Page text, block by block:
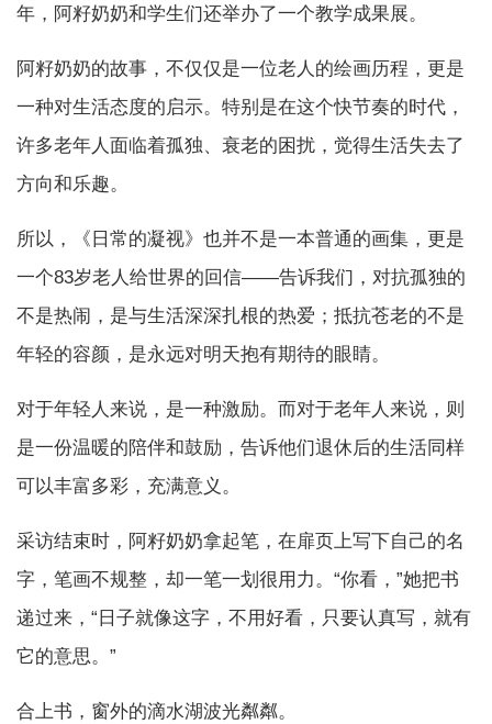
年，阿籽奶奶和学生们还举办了一个教学成果展。
阿籽奶奶的故事，不仅仅是一位老人的绘画历程，更是
一种对生活态度的启示。特别是在这个快节奏的时代，
许多老年人面临着孤独、衰老的困扰，觉得生活失去了
方向和乐趣。
所以，《日常的凝视》也并不是一本普通的画集，更是
一个83岁老人给世界的回信——告诉我们，对抗孤独的
不是热闹，是与生活深深扎根的热爱；抵抗苍老的不是
年轻的容颜，是永远对明天抱有期待的眼睛。
对于年轻人来说，是一种激励。而对于老年人来说，则
是一份温暖的陪伴和鼓励，告诉他们退休后的生活同样
可以丰富多彩，充满意义。
采访结束时，阿籽奶奶拿起笔，在扉页上写下自己的名
字，笔画不规整，却一笔一划很用力。“你看，”她把书
递过来，“日子就像这字，不用好看，只要认真写，就有
它的意思。”
合上书，窗外的滴水湖波光粼粼。